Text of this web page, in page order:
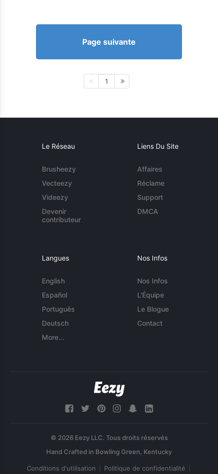
Page suivante
1
Le Réseau
Brusheezy
Vecteezy
Videezy
Devenir
contributeur
Liens Du Site
Affaires
Réclame
Support
DMCA
Langues
English
Español
Português
Deutsch
More...
Nos Infos
Nos Infos
L'Équipe
Le Blogue
Contact
© 2026 Eezy LLC. Tous droits réservés
Conditions d'utilisation Politique de confidentialité